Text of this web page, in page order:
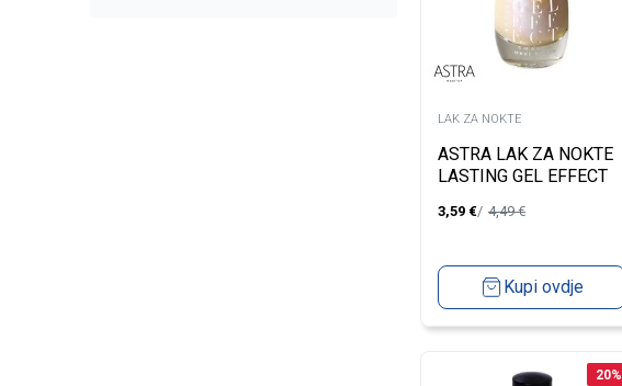
LAK ZA NOKTE
ASTRA LAK ZA NOKTE
LASTING GEL EFFECT
3,59 € 4,49€
Kupi ovdje
20%